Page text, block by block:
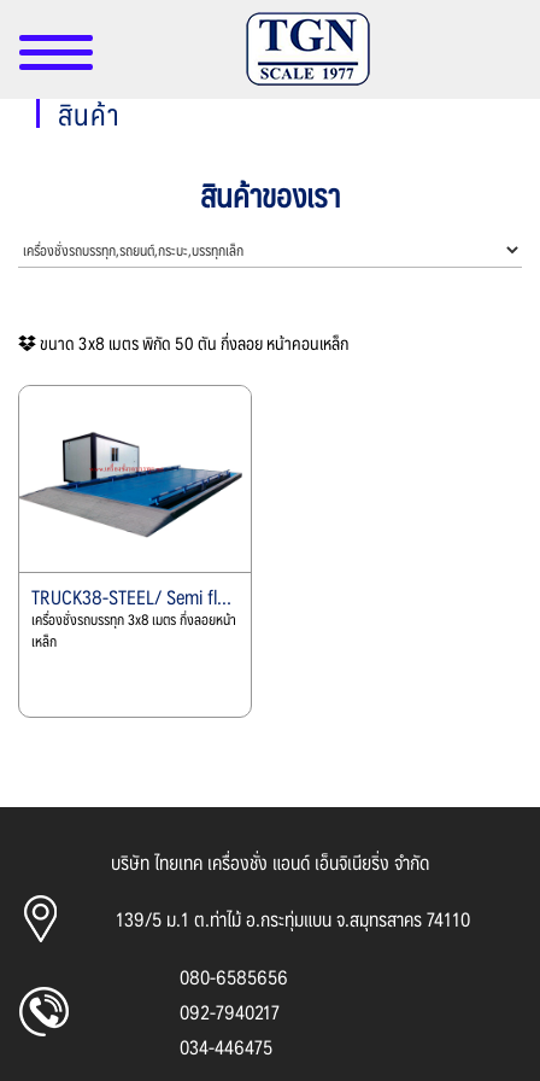
สินค้า
สินค้าของเรา
ขนาด 3x8 เมตร พิกัด 50 ตัน กึ่งลอย หน้าคอนเหล็ก
TRUCK38-STEEL/ Semi floating
เครื่องชั่งรถบรรทุก 3x8 เมตร กึ่งลอยหน้า
เหล็ก
บริษัท ไทยเทค เครื่องชั่ง แอนด์ เอ็นจิเนียริ่ง จำกัด
139/5 ม.1 ต.ท่าไม้ อ.กระทุ่มแบน จ.สมุทรสาคร 74110
080-6585656
092-7940217
034-446475